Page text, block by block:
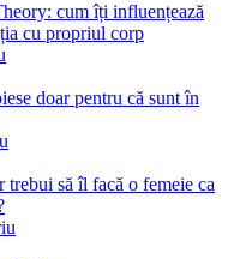
cum îți influențează
cu propriul corp
doar pentru că sunt în
trebui să îl facă o femeie ca